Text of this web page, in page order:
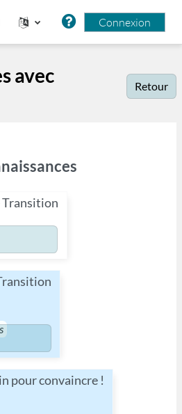
Connexion
avec
Retour
Transition
pour convaincre !